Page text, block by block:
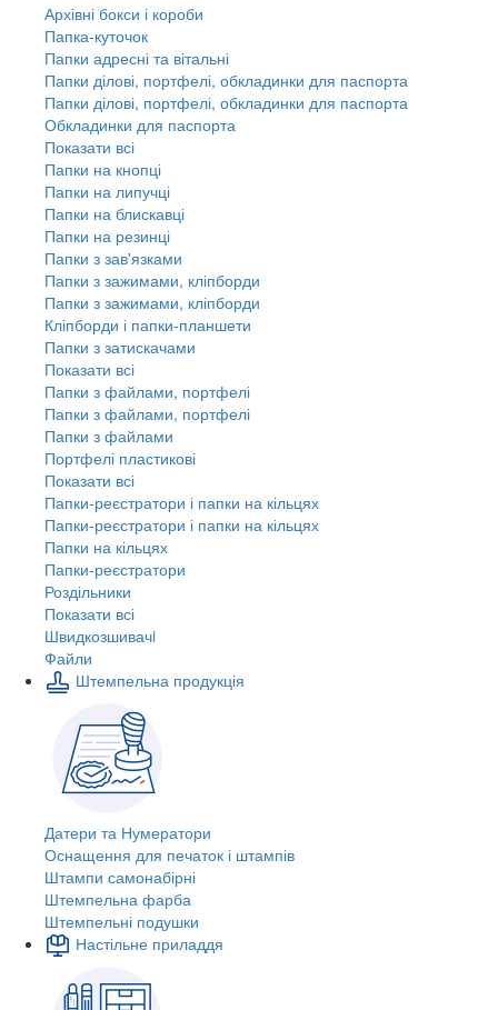
Архівні бокси і короби
Папка-куточок
Папки адресні та вітальні
Папки ділові, портфелі, обкладинки для паспорта
Папки ділові, портфелі, обкладинки для паспорта
Обкладинки для паспорта
Показати всі
Папки на кнопці
Папки на липучці
Папки на блискавці
Папки на резинці
Папки з зав'язками
Папки з зажимами, кліпборди
Папки з зажимами, кліпборди
Кліпборди і папки-планшети
Папки з затискачами
Показати всі
Папки з файлами, портфелі
Папки з файлами, портфелі
Папки з файлами
Портфелі пластикові
Показати всі
Папки-реєстратори і папки на кільцях
Папки-реєстратори і папки на кільцях
Папки на кільцях
Папки-реєстратори
Роздільники
Показати всі
Швидкозшивачi
Файли
Штемпельна продукція
Датери та Нумератори
Оснащення для печаток і штампів
Штампи самонабірні
Штемпельна фарба
Штемпельні подушки
Настільне приладдя